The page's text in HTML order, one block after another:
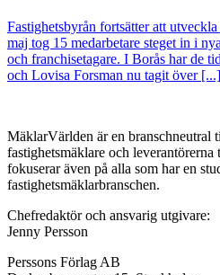
Fastighetsbyrån fortsätter att
maj tog 15 medarbetare steget in i
och franchisetagare. I Borås har de
och Lovisa Forsman nu tagit över [...]
MäklarVärlden är en branschneutral
fastighetsmäklare och
fokuserar även på alla som har en
fastighetsmäklarbranschen.
Chefredaktör och ansvarig utgivare:
Jenny Persson
Perssons Förlag AB